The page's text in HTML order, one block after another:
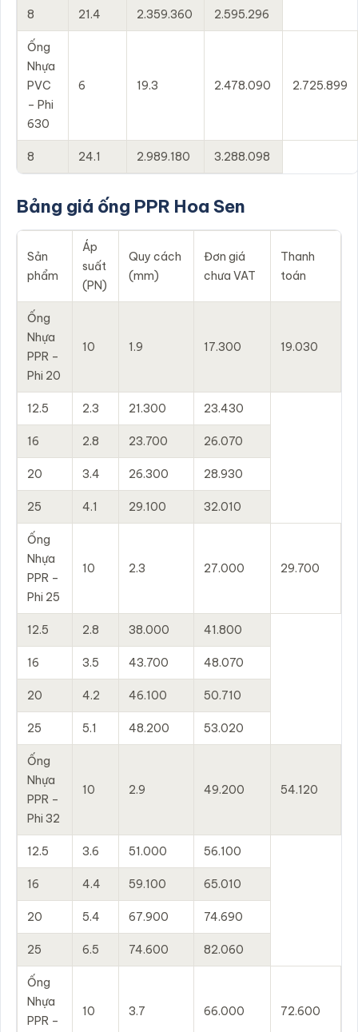
8 21.4 2.359.360 2.595.296
Ống
Nhựa
PVC
– Phi
630
6 19.3 2.478.090 2.725.899
8 24.1 2.989.180 3.288.098
Bảng giá ống PPR Hoa Sen
Sản
phẩm
Áp
suất
(PN)
Quy cách
(mm)
Đơn giá
chưa VAT
Thanh
toán
Ống
Nhựa
PPR –
Phi 20
10 1.9 17.300 19.030
12.5 2.3 21.300 23.430
16 2.8 23.700 26.070
20 3.4 26.300 28.930
25 4.1 29.100 32.010
Ống
Nhựa
PPR –
Phi 25
10 2.3 27.000 29.700
12.5 2.8 38.000 41.800
16 3.5 43.700 48.070
20 4.2 46.100 50.710
25 5.1 48.200 53.020
Ống
Nhựa
PPR –
Phi 32
10 2.9 49.200 54.120
12.5 3.6 51.000 56.100
16 4.4 59.100 65.010
20 5.4 67.900 74.690
25 6.5 74.600 82.060
Ống
Nhựa
PPR –
10 3.7 66.000 72.600